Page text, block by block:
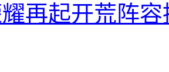
再起开荒阵